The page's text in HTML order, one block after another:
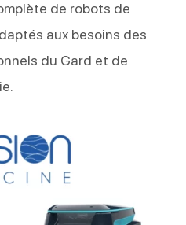
de robots de
aux besoins des
du Gard et de